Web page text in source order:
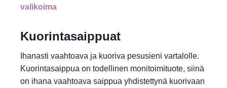
valikoima
Kuorintasaippuat
Ihanasti vaahtoava ja kuoriva pesusieni vartalolle.
Kuorintasaippua on todellinen monitoimituote, siinä
on ihana vaahtoava saippua yhdistettynä kuorivaan